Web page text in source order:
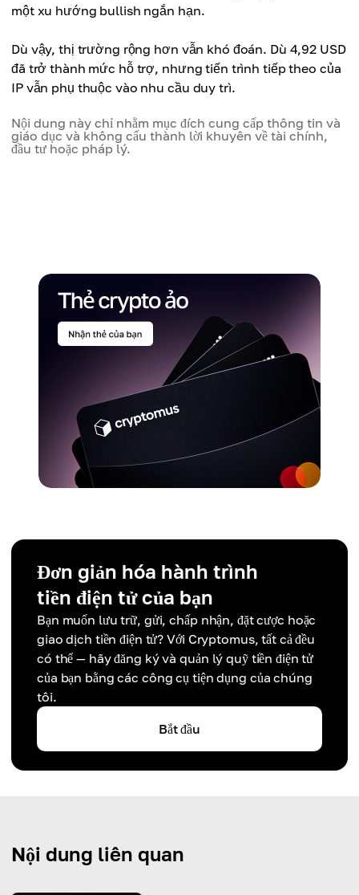
một xu hướng bullish ngắn hạn.
Dù vậy, thị trường rộng hơn vẫn khó đoán. Dù 4,92 USD
đã trở thành mức hỗ trợ, nhưng tiến trình tiếp theo của
IP vẫn phụ thuộc vào nhu cầu duy trì.
Nội dung này chỉ nhằm mục đích cung cấp thông tin và
giáo dục và không cấu thành lời khuyên về tài chính,
đầu tư hoặc pháp lý.
Đơn giản hóa hành trình
tiền điện tử của bạn
Bạn muốn lưu trữ, gửi, chấp nhận, đặt cược hoặc
giao dịch tiền điện tử? Với Cryptomus, tất cả đều
có thể — hãy đăng ký và quản lý quỹ tiền điện tử
của bạn bằng các công cụ tiện dụng của chúng
tôi.
Bắt đầu
Nội dung liên quan